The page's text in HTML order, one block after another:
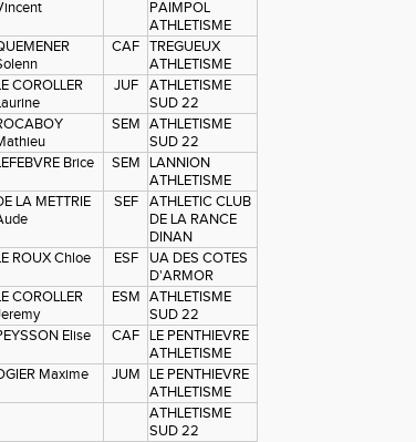
PAIMPOL
ATHLETISME
CAF TREGUEUX
ATHLETISME
COROLLER
JUF
ATHLETISME
SUD 22
SEM ATHLETISME
SUD 22
Brice SEM LANNION
ATHLETISME
LA METTRIE
SEF
ATHLETIC CLUB
DE LA RANCE
DINAN
ROUX Chloe ESF
UA DES COTES
D'ARMOR
COROLLER
ESM ATHLETISME
SUD 22
Elise CAF LE PENTHIEVRE
ATHLETISME
Maxime JUM LE PENTHIEVRE
ATHLETISME
ATHLETISME
SUD 22